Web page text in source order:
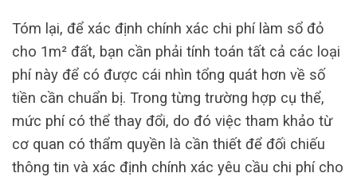
Tóm lại, để xác định chính xác chi phí làm sổ đỏ
cho 1m² đất, bạn cần phải tính toán tất cả các loại
phí này để có được cái nhìn tổng quát hơn về số
tiền cần chuẩn bị. Trong từng trường hợp cụ thể,
mức phí có thể thay đổi, do đó việc tham khảo từ
cơ quan có thẩm quyền là cần thiết để đối chiếu
thông tin và xác định chính xác yêu cầu chi phí cho